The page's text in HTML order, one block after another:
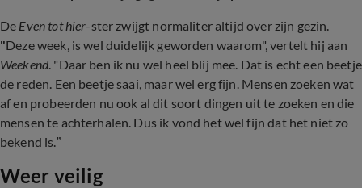
De Even tot hier-ster zwijgt normaliter altijd over zijn gezin.
"Deze week, is wel duidelijk geworden waarom", vertelt hij aan
Weekend. "Daar ben ik nu wel heel blij mee. Dat is echt een beetje
de reden. Een beetje saai, maar wel erg fijn. Mensen zoeken wat
af en probeerden nu ook al dit soort dingen uit te zoeken en die
mensen te achterhalen. Dus ik vond het wel fijn dat het niet zo
bekend is.”
Weer veilig